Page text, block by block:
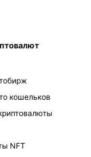
кошельков
NFT